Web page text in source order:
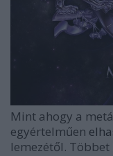
Mint ahogy a
egyértelműen
lemezétől.